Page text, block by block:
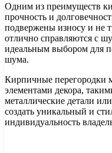
Одним из преимуществ
прочность и
подвержены износу и не
отлично справляются с
идеальным выбором для
шума.
Кирпичные перегородки
элементами декора,
металлические детали
создать уникальный и
индивидуальность